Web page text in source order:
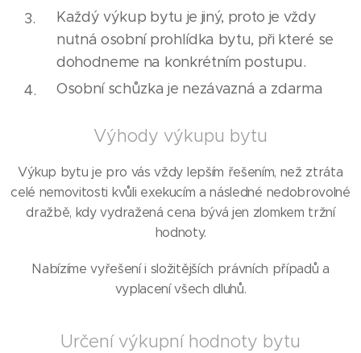
Každý výkup bytu je jiný, proto je vždy
nutná osobní prohlídka bytu, při které se
dohodneme na konkrétním postupu.
Osobní schůzka je nezávazná a zdarma
Výhody výkupu bytu
Výkup bytu je pro vás vždy lepším řešením, než ztráta
celé nemovitosti kvůli exekucím a následné nedobrovolné
dražbě, kdy vydražená cena bývá jen zlomkem tržní
hodnoty.
Nabízíme vyřešení i složitějších právních případů a
vyplacení všech dluhů.
Určení výkupní hodnoty bytu